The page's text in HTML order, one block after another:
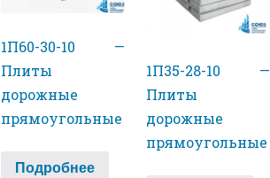
1П60-30-10 —
Плиты
дорожные
прямоугольные
Подробнее
1П35-28-10 —
Плиты
дорожные
прямоугольные